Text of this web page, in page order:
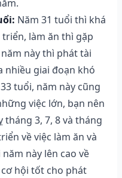
Năm 31 tuổi thì khá
làm ăn thì gặp
này thì phát tài
nhiều giai đoạn khó
tuổi, năm này cũng
việc lớn, bạn nên
3, 7, 8 và tháng
về việc làm ăn và
này lên cao về
hội tốt cho phát